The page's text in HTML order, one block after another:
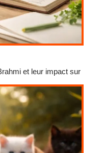
et leur impact sur